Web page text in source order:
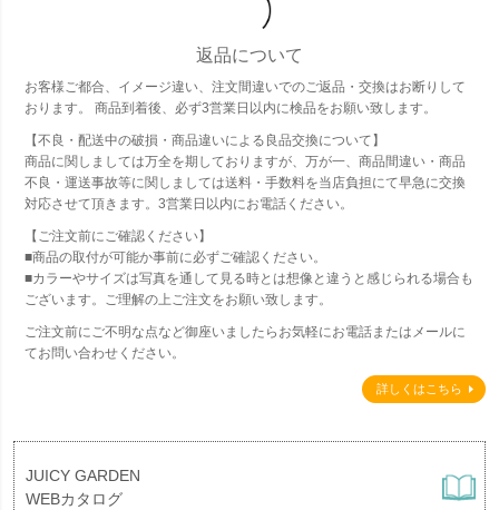
返品について
お客様ご都合、イメージ違い、注文間違いでのご返品・交換はお断りして
おります。 商品到着後、必ず3営業日以内に検品をお願い致します。
【不良・配送中の破損・商品違いによる良品交換について】
商品に関しましては万全を期しておりますが、万が一、商品間違い・商品
不良・運送事故等に関しましては送料・手数料を当店負担にて早急に交換
対応させて頂きます。3営業日以内にお電話ください。
【ご注文前にご確認ください】
■商品の取付が可能か事前に必ずご確認ください。
■カラーやサイズは写真を通して見る時とは想像と違うと感じられる場合も
ございます。ご理解の上ご注文をお願い致します。
ご注文前にご不明な点など御座いましたらお気軽にお電話またはメールに
てお問い合わせください。
詳しくはこちら
JUICY GARDEN
WEBカタログ